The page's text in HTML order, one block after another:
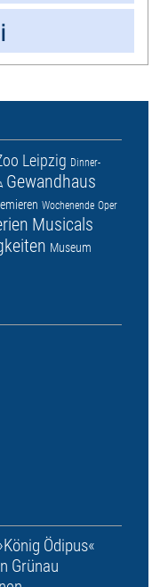
Leipzig Dinner-
Gewandhaus
Wochenende Oper
Musicals
Museum
Ödipus«
Grünau